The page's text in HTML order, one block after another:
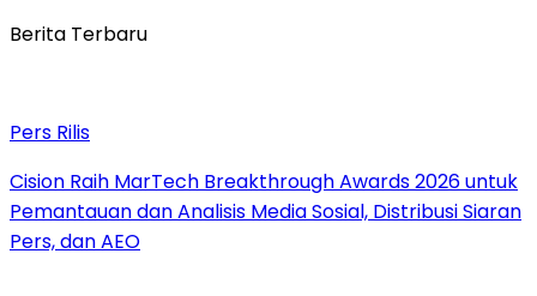
Berita Terbaru
Pers Rilis
Cision Raih MarTech Breakthrough Awards 2026 untuk
Pemantauan dan Analisis Media Sosial, Distribusi Siaran
Pers, dan AEO